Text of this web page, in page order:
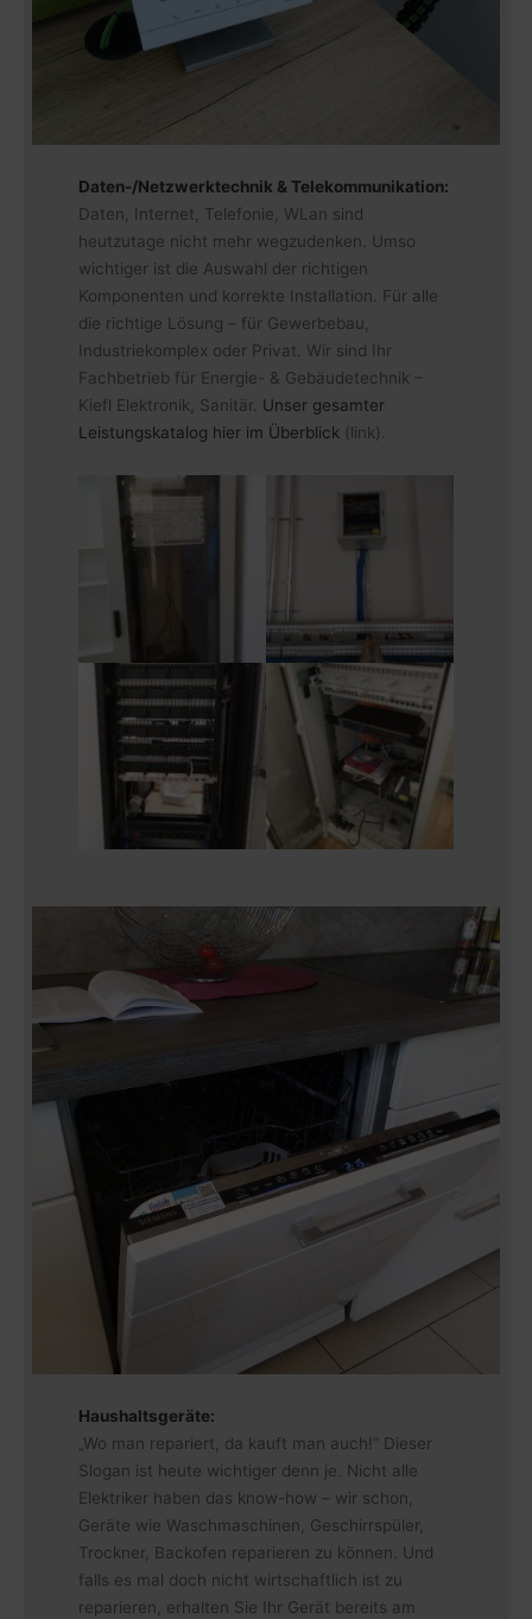
Daten-/Netzwerktechnik & Telekommunikation:
Daten, Internet, Telefonie, WLan sind
heutzutage nicht mehr wegzudenken. Umso
wichtiger ist die Auswahl der richtigen
Komponenten und korrekte Installation. Für alle
die richtige Lösung – für Gewerbebau,
Industriekomplex oder Privat. Wir sind Ihr
Fachbetrieb für Energie- & Gebäudetechnik –
Kiefl Elektronik, Sanitär. Unser gesamter
Leistungskatalog hier im Überblick (link).
Haushaltsgeräte:
„Wo man repariert, da kauft man auch!“ Dieser
Slogan ist heute wichtiger denn je. Nicht alle
Elektriker haben das know-how – wir schon,
Geräte wie Waschmaschinen, Geschirrspüler,
Trockner, Backofen reparieren zu können. Und
falls es mal doch nicht wirtschaftlich ist zu
reparieren, erhalten Sie Ihr Gerät bereits am